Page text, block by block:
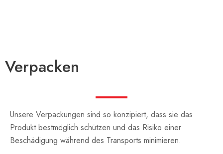
Verpacken
Unsere Verpackungen sind so konzipiert, dass sie das
Produkt bestmöglich schützen und das Risiko einer
Beschädigung während des Transports minimieren.